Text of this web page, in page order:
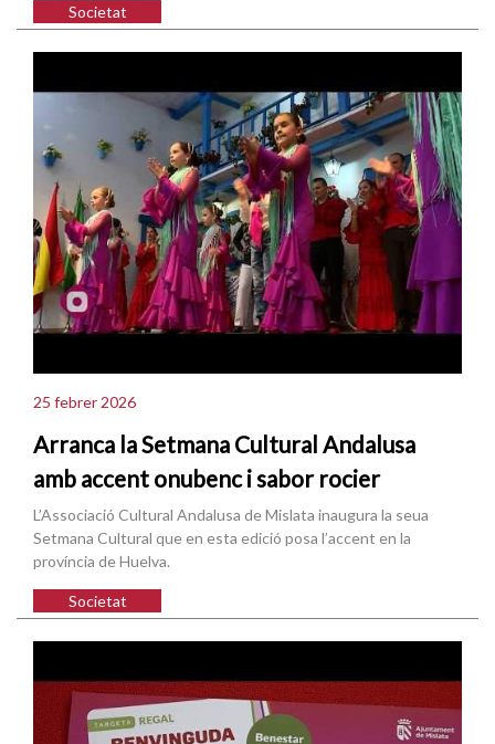
Societat
25 febrer 2026
Arranca la Setmana Cultural Andalusa
amb accent onubenc i sabor rocier
L’Associació Cultural Andalusa de Mislata inaugura la seua
Setmana Cultural que en esta edició posa l’accent en la
província de Huelva.
Societat